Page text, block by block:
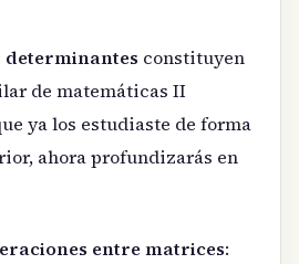
determinantes constituyen
de matemáticas II
ya los estudiaste de forma
ahora profundizarás en
entre matrices: